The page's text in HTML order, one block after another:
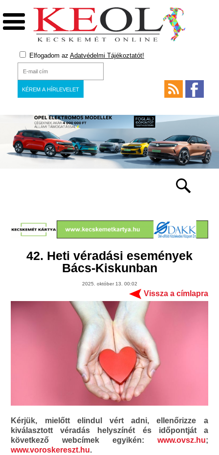
Elfogadom az Adatvédelmi Tájékoztatót!
42. Heti véradási események
Bács-Kiskunban
2025. október 13. 00:02
Vissza a címlapra
Kérjük, mielőtt elindul vért adni, ellenőrizze a
kiválasztott véradás helyszínét és időpontját a
következő webcímek egyikén: www.ovsz.hu;
www.voroskereszt.hu.